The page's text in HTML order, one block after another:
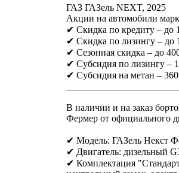
ГАЗ ГАЗель NEXT, 2025
Акции на автомобили
✔ Скидка по кредиту – до
✔ Скидка по лизингу – до
✔ Сезонная скидка – до
✔ Субсидия по лизингу –
✔ Субсидия на метан –
В наличии и на заказ
Фермер от официального
✔ Модель: ГАЗель Некст
✔ Двигатель: дизельный
✔ Комплектация